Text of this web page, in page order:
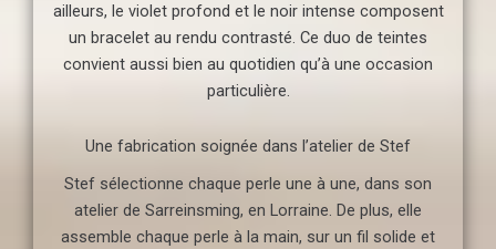
ailleurs, le violet profond et le noir intense composent
un bracelet au rendu contrasté. Ce duo de teintes
convient aussi bien au quotidien qu’à une occasion
particulière.
Une fabrication soignée dans l’atelier de Stef
Stef sélectionne chaque perle une à une, dans son
atelier de Sarreinsming, en Lorraine. De plus, elle
assemble chaque perle à la main, sur un fil solide et